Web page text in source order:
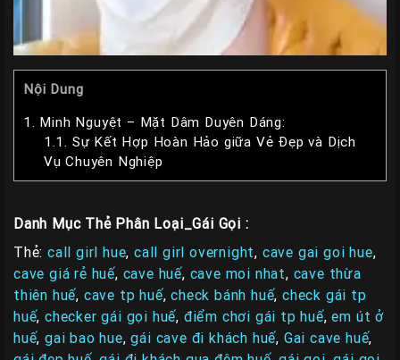
Nội Dung
1. Minh Nguyệt – Mặt Dâm Duyên Dáng:
1.1. Sự Kết Hợp Hoàn Hảo giữa Vẻ Đẹp và Dịch
Vụ Chuyên Nghiệp
Danh Mục Thẻ Phân Loại_Gái Gọi :
Thẻ: call girl hue,call girl overnight, cave gai goi hue,
cave giá rẻ huế, cave huế, cave moi nhat, cave thừa
thiên huế, cave tp huế,check bánh huế,check gái tp
huế,checker gái gọi huế, điểm chơi gái tp huế,em út ở
huế,gai bao hue,gái cave đi khách huế, Gai cave huế,